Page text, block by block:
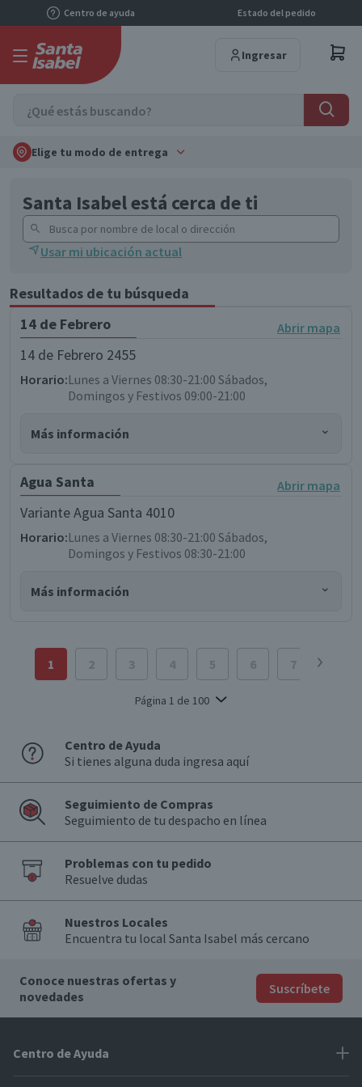
Centro de ayuda Estado del pedido
Ingresar
Elige tu modo de entrega
Santa Isabel está cerca de ti
Usar mi ubicación actual
Resultados de tu búsqueda
14 de Febrero
Abrir mapa
14 de Febrero 2455
Horario:Lunes a Viernes 08:30-21:00 Sábados,
Domingos y Festivos 09:00-21:00
Más información
Cómo llegar
Gerente
Carlos Aravena Romo
Agua Santa Abrir mapa
Variante Agua Santa 4010
Horario:Lunes a Viernes 08:30-21:00 Sábados,
Domingos y Festivos 08:30-21:00
Más información
Gerente
Cristian Toro Espinoza
1 2 3 4 5 6 7
Página 1 de 100
Centro de Ayuda
Si tienes alguna duda ingresa aquí
Seguimiento de Compras
Seguimiento de tu despacho en línea
Problemas con tu pedido
Resuelve dudas
Nuestros Locales
Encuentra tu local Santa Isabel más cercano
Conoce nuestras ofertas y
novedades
Suscríbete
Centro de Ayuda